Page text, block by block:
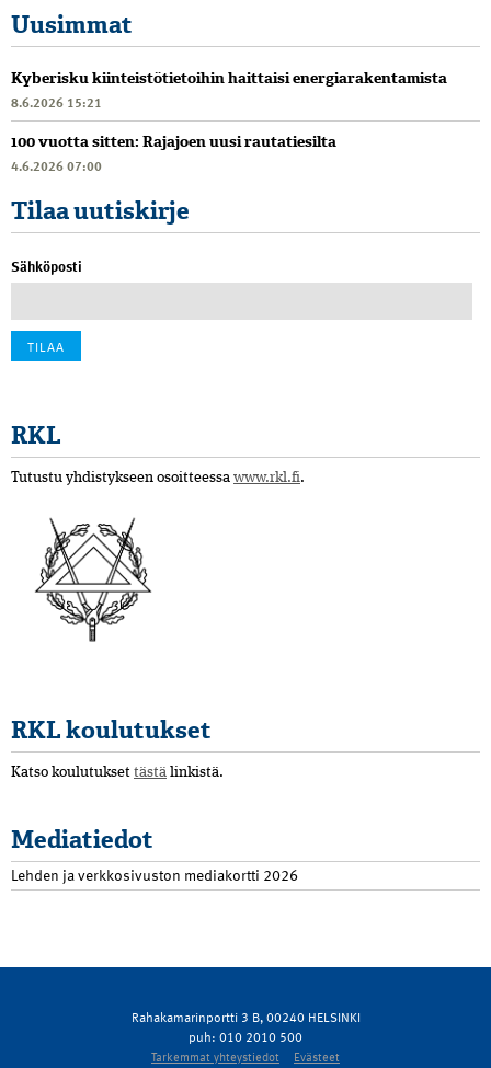
Uusimmat
Kyberisku kiinteistötietoihin haittaisi energiarakentamista
8.6.2026 15:21
100 vuotta sitten: Rajajoen uusi rautatiesilta
4.6.2026 07:00
Tilaa uutiskirje
Sähköposti
RKL
Tutustu yhdistykseen osoitteessa www.rkl.fi.
RKL koulutukset
Katso koulutukset tästä linkistä.
Mediatiedot
Lehden ja verkkosivuston mediakortti 2026
Rahakamarinportti 3 B, 00240 HELSINKI
puh: 010 2010 500
Tarkemmat yhteystiedot Evästeet